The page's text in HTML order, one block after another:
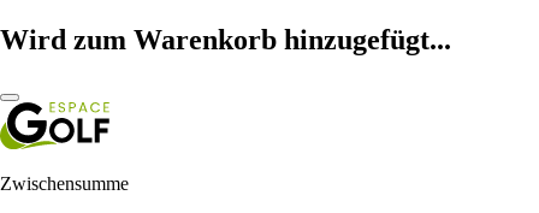
Wird zum Warenkorb hinzugefügt...
Zwischensumme